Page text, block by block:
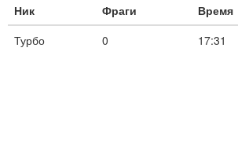
Ник
Фраги
Время
Турбо
0 17:31